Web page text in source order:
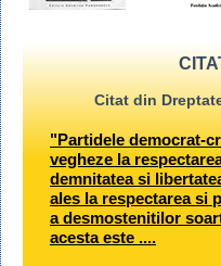
Citat din
"Partidele democrat-
vegheze la
demnitatea si
ales la respectarea si
a desmostenitilor
acesta este ....